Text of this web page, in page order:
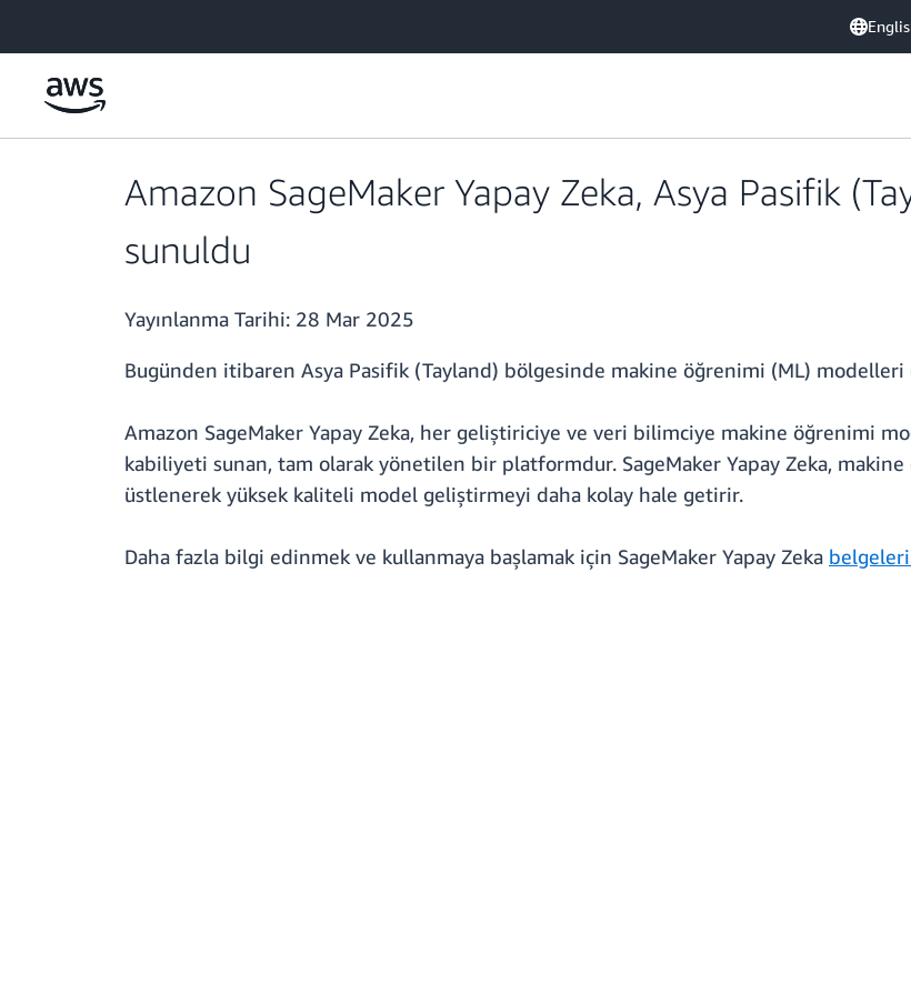
Amazon SageMaker Yapay Zeka, Asya Pasifik
sunuldu
Yayınlanma Tarihi: 28 Mar 2025
Bugünden itibaren Asya Pasifik (Tayland) bölgesinde makine öğrenimi (ML)
Amazon SageMaker Yapay Zeka, her geliştiriciye ve veri bilimciye makine öğrenimi
kabiliyeti sunan, tam olarak yönetilen bir platformdur. SageMaker Yapay Zeka,
üstlenerek yüksek kaliteli model geliştirmeyi daha kolay hale getirir.
Daha fazla bilgi edinmek ve kullanmaya başlamak için SageMaker Yapay Zeka